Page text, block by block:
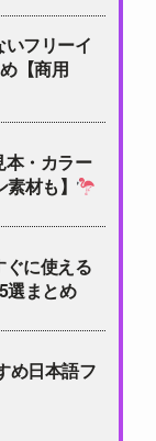
フリーイ
【商用
本・カラー
材も】
に使える
選まとめ
め日本語フ